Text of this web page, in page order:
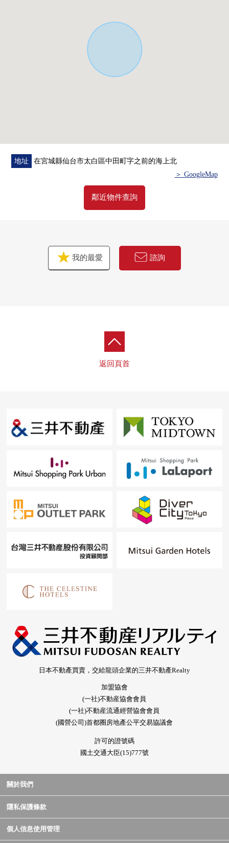
○鬆本清仙台中田店步行12分鐘的約890m
○YAMAZAWA中田店步行13分鐘的約1030m
○ujiesupa袋原商店步行16分鐘的約1220m
○仙台中田郵局步行17分鐘的約1350m
地址
在宮城縣仙台市太白區中田町字之前的海上北
＞ GoogleMap
鄰近物件查詢
我的最愛 諮詢
返回頁首
日本不動產買賣，交給龍頭企業的三井不動產Realty
加盟協會
(一社)不動産協會會員
(一社)不動産流通經營協會會員
(國營公司)首都圈房地產公平交易協議會
許可的證號碼
國土交通大臣(15)777號
關於我們
隱私保護條款
個人信息使用管理